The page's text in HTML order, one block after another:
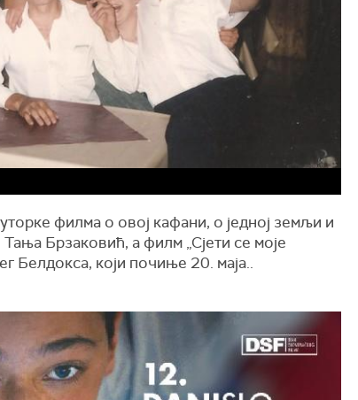
филма о овој кафани, о једној земљи и
Брзаковић, а филм „Сјети се моје
Белдокса, који почиње 20. маја..